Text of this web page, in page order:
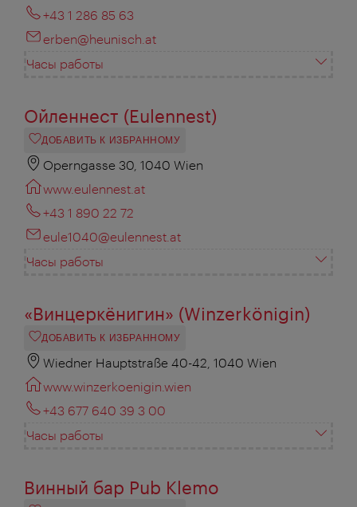
+43 1 286 85 63
erben@heunisch.at
Часы работы
Ойленнест (Eulennest)
ДОБАВИТЬ К ИЗБРАННОМУ
Operngasse 30, 1040 Wien
www.eulennest.at
+43 1 890 22 72
eule1040@eulennest.at
Часы работы
«Винцеркёнигин» (Winzerkönigin)
ДОБАВИТЬ К ИЗБРАННОМУ
Wiedner Hauptstraße 40-42, 1040 Wien
www.winzerkoenigin.wien
+43 677 640 39 3 00
Часы работы
Винный бар Pub Klemo